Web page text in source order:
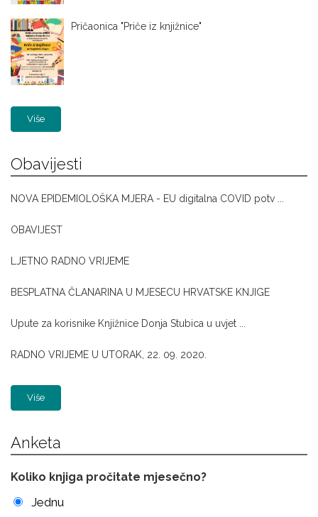
Pričaonica "Priče iz knjižnice"
Više
Obavijesti
NOVA EPIDEMIOLOŠKA MJERA - EU digitalna COVID potv ...
OBAVIJEST
LJETNO RADNO VRIJEME
BESPLATNA ČLANARINA U MJESECU HRVATSKE KNJIGE
Upute za korisnike Knjižnice Donja Stubica u uvjet ...
RADNO VRIJEME U UTORAK, 22. 09. 2020.
Više
Anketa
Koliko knjiga pročitate mjesečno?
Jednu